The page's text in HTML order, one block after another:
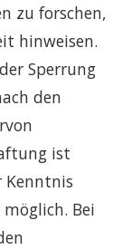
zu forschen,
hinweisen.
Sperrung
den
ist
Kenntnis
Bei